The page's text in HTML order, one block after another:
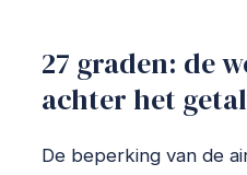
27 graden: de
achter het getal
De beperking van de